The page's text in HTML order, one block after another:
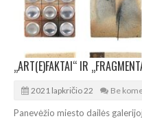
2021 lapkričio 22 Be
Panevėžio miesto dailės